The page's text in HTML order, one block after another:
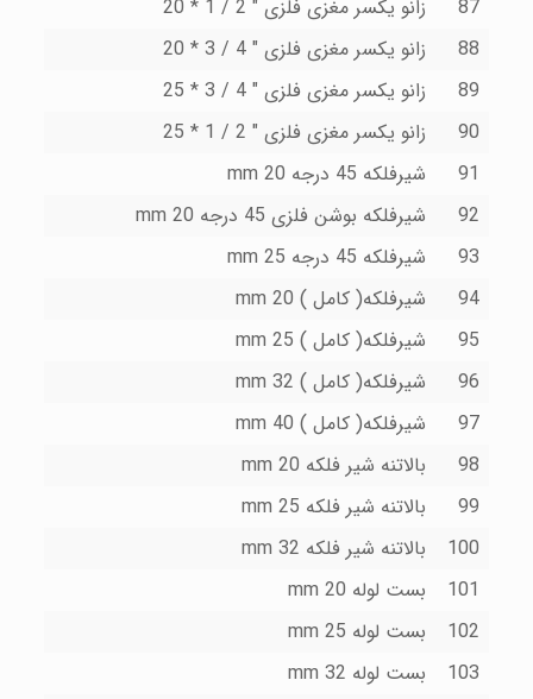
87
زانو یکسر مغزى فلزى " 2 / 1 * 20
88
زانو یکسر مغزى فلزى " 4 / 3 * 20
89
زانو یکسر مغزى فلزى " 4 / 3 * 25
90
زانو یکسر مغزى فلزى " 2 / 1 * 25
91
شیرفلکه 45 درجه 20 mm
92
شیرفلکه بوشن فلزى 45 درجه 20 mm
93
شیرفلکه 45 درجه 25 mm
94
شیرفلکه( کامل ) 20 mm
95
شیرفلکه( کامل ) 25 mm
96
شیرفلکه( کامل ) 32 mm
97
شیرفلکه( کامل ) 40 mm
98
بالاتنه شیر فلکه mm 20
99
بالاتنه شیر فلکه mm 25
100
بالاتنه شیر فلکه mm 32
101
بست لوله 20 mm
102
بست لوله 25 mm
103
بست لوله 32 mm